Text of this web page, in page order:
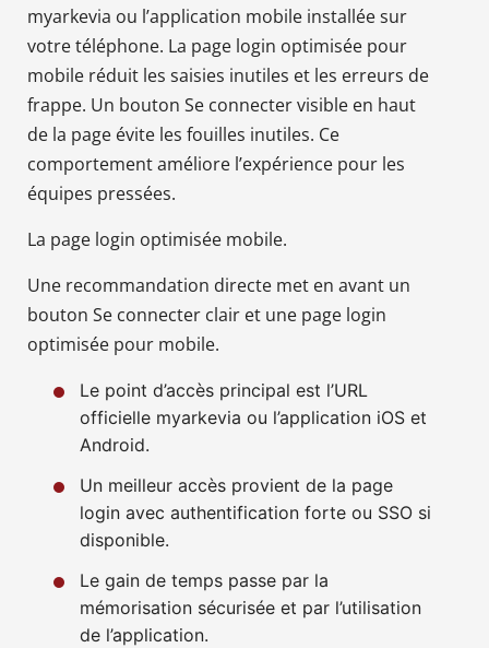
myarkevia ou l’application mobile installée sur
votre téléphone. La page login optimisée pour
mobile réduit les saisies inutiles et les erreurs de
frappe. Un bouton Se connecter visible en haut
de la page évite les fouilles inutiles. Ce
comportement améliore l’expérience pour les
équipes pressées.
La page login optimisée mobile.
Une recommandation directe met en avant un
bouton Se connecter clair et une page login
optimisée pour mobile.
Le point d’accès principal est l’URL
officielle myarkevia ou l’application iOS et
Android.
Un meilleur accès provient de la page
login avec authentification forte ou SSO si
disponible.
Le gain de temps passe par la
mémorisation sécurisée et par l’utilisation
de l’application.